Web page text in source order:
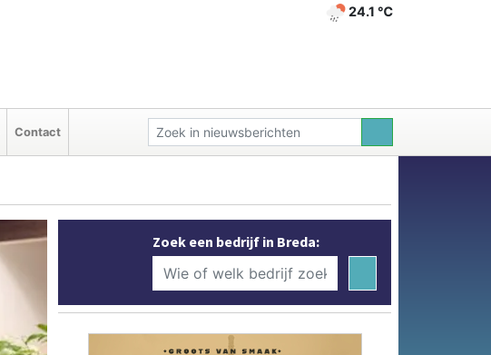
24.1 ℃
Contact
Zoek een bedrijf in Breda: